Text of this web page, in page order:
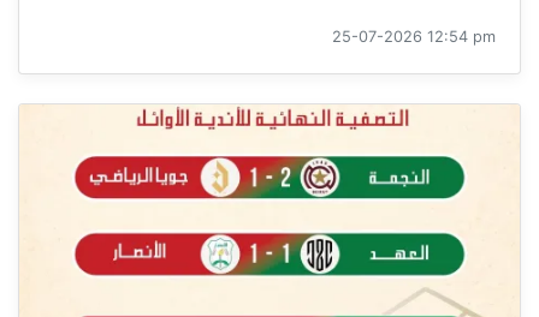
25-07-2026 12:54 pm